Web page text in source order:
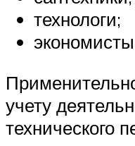
технологи;
учету
технического